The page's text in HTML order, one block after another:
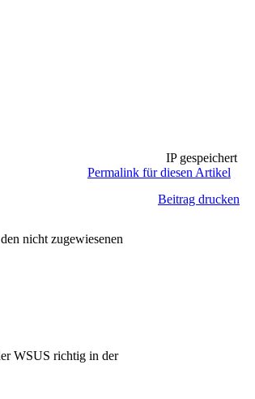
IP gespeichert
Permalink für diesen Artikel
Beitrag drucken
nicht zugewiesenen
WSUS richtig in der